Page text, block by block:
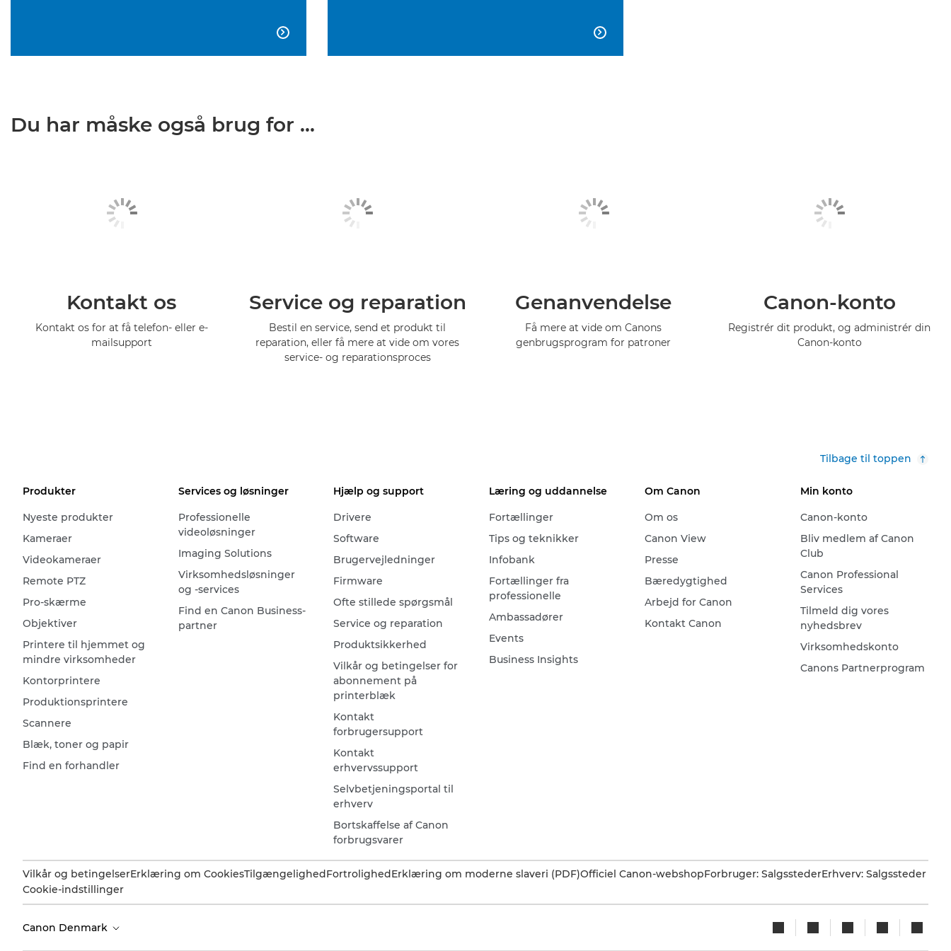
 
Du har måske også brug for ...
Kontakt os
Kontakt os for at få telefon- eller e-
mailsupport
Service og reparation
Bestil en service, send et produkt til
reparation, eller få mere at vide om vores
service- og reparationsproces
Genanvendelse
Få mere at vide om Canons
genbrugsprogram for patroner
Canon-konto
Registrér dit produkt, og administrér din
Canon-konto
Tilbage til toppen
Produkter
Nyeste produkter
Kameraer
Videokameraer
Remote PTZ
Pro-skærme
Objektiver
Printere til hjemmet og
mindre virksomheder
Kontorprintere
Produktionsprintere
Scannere
Blæk, toner og papir
Find en forhandler
Services og løsninger
Professionelle
videoløsninger
Imaging Solutions
Virksomhedsløsninger
og -services
Find en Canon Business-
partner
Hjælp og support
Drivere
Software
Brugervejledninger
Firmware
Ofte stillede spørgsmål
Service og reparation
Produktsikkerhed
Vilkår og betingelser for
abonnement på
printerblæk
Kontakt
forbrugersupport
Kontakt
erhvervssupport
Selvbetjeningsportal til
erhverv
Bortskaffelse af Canon
forbrugsvarer
Læring og uddannelse
Fortællinger
Tips og teknikker
Infobank
Fortællinger fra
professionelle
Ambassadører
Events
Business Insights
Om Canon
Om os
Canon View
Presse
Bæredygtighed
Arbejd for Canon
Kontakt Canon
Min konto
Canon-konto
Bliv medlem af Canon
Club
Canon Professional
Services
Tilmeld dig vores
nyhedsbrev
Virksomhedskonto
Canons Partnerprogram
Vilkår og betingelserErklæring om CookiesTilgængelighed Fortrolighed Erklæring om moderne slaveri (PDF)Officiel Canon-webshopForbruger: SalgsstederErhverv: Salgssteder
Cookie-indstillinger
Canon Denmark